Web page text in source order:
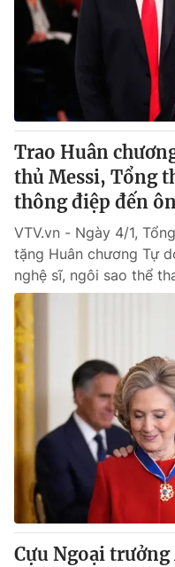
Giấy phép hoạt động báo
cấp ngày 29/12/2023
Vũ Thanh
Tổng đài VTV:024.38 355
Ðiện thoại Thời báo VTV:
Email:toasoan@vtv.vn
Liên hệ quảng cáo:024-
® Cấm sao chép dưới mọi
thuận bằng văn bản. Ghi
thông tin từ website này.
Trao Huân
thủ Messi, Tổng
thông điệp đến
VTV.vn - Ngày 4/1,
tặng Huân chương Tự
nghệ sĩ, ngôi sao thể
Cựu Ngoại